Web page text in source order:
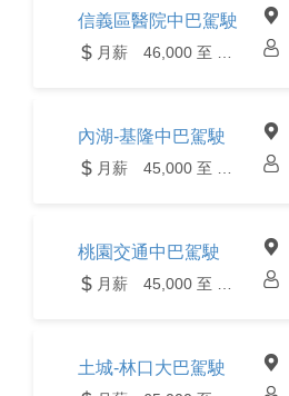
信義區醫院中巴駕駛
內湖-基隆中巴駕駛
桃園交通中巴駕駛
土城-林口大巴駕駛